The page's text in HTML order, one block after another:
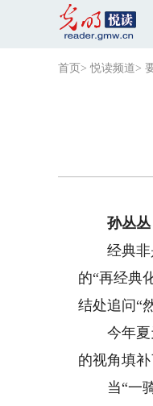
首页 >悦读频道>
孙丛丛
经典非是
的“再经典
结处追问“
今年夏天
的视角填
当“一骑